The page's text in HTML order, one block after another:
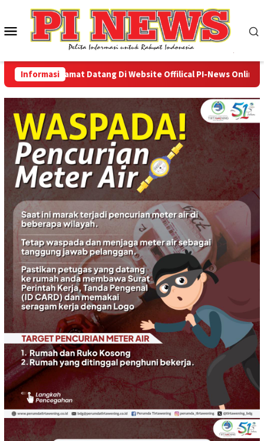
konten
Menu
Mobile
Informasi
Selamat Datang Di Website Offilical PI-News Online -